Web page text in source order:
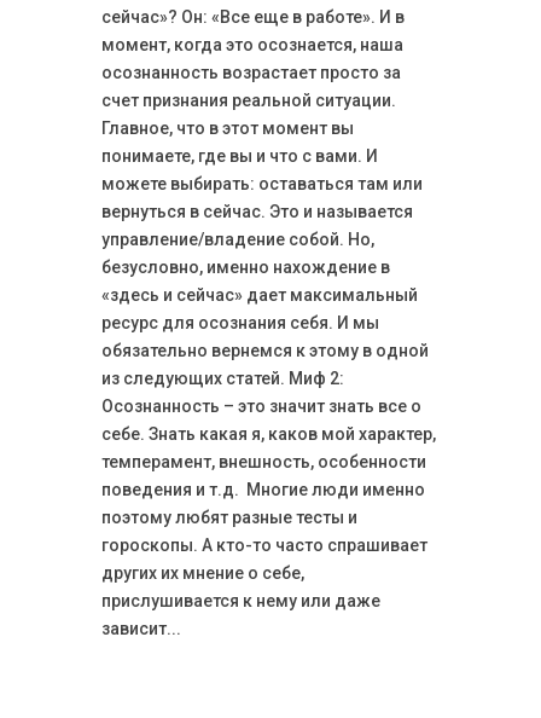
сейчас»? Он: «Все еще в работе». И в
момент, когда это осознается, наша
осознанность возрастает просто за
счет признания реальной ситуации.
Главное, что в этот момент вы
понимаете, где вы и что с вами. И
можете выбирать: оставаться там или
вернуться в сейчас. Это и называется
управление/владение собой. Но,
безусловно, именно нахождение в
«здесь и сейчас» дает максимальный
ресурс для осознания себя. И мы
обязательно вернемся к этому в одной
из следующих статей. Миф 2:
Осознанность – это значит знать все о
себе. Знать какая я, каков мой характер,
темперамент, внешность, особенности
поведения и т.д. Многие люди именно
поэтому любят разные тесты и
гороскопы. А кто-то часто спрашивает
других их мнение о себе,
прислушивается к нему или даже
зависит...